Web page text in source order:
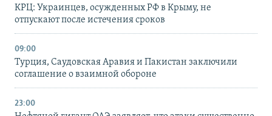
КРЦ: Украинцев, осужденных РФ в Крыму, не
отпускают после истечения сроков
09:00
Турция, Саудовская Аравия и Пакистан заключили
соглашение о взаимной обороне
23:00